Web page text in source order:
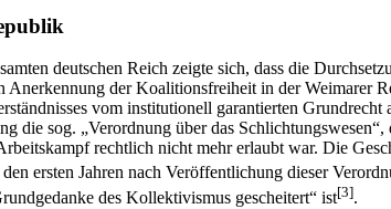
deutschen Reich zeigte sich, dass die
der Koalitionsfreiheit in der Weimarer
vom institutionell garantierten
die sog. „Verordnung über das
rechtlich nicht mehr erlaubt war. Die
ersten Jahren nach Veröffentlichung dieser
des Kollektivismus gescheitert“ ist[3].